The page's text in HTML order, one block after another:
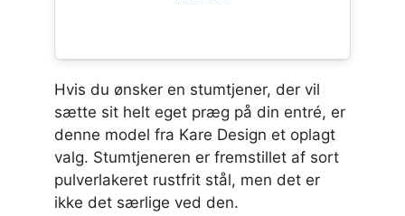
Hvis du ønsker en stumtjener, der vil
sætte sit helt eget præg på din entré, er
denne model fra Kare Design et oplagt
valg. Stumtjeneren er fremstillet af sort
pulverlakeret rustfrit stål, men det er
ikke det særlige ved den.